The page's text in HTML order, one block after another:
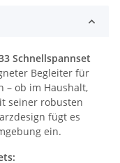
Schnellspannset
Begleiter für
– ob im Haushalt,
seiner robusten
fügt es
ein.